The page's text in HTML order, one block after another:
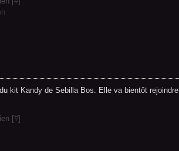
kit Kandy de Sebilla Bos. Elle va bientôt rejoindre
[#]